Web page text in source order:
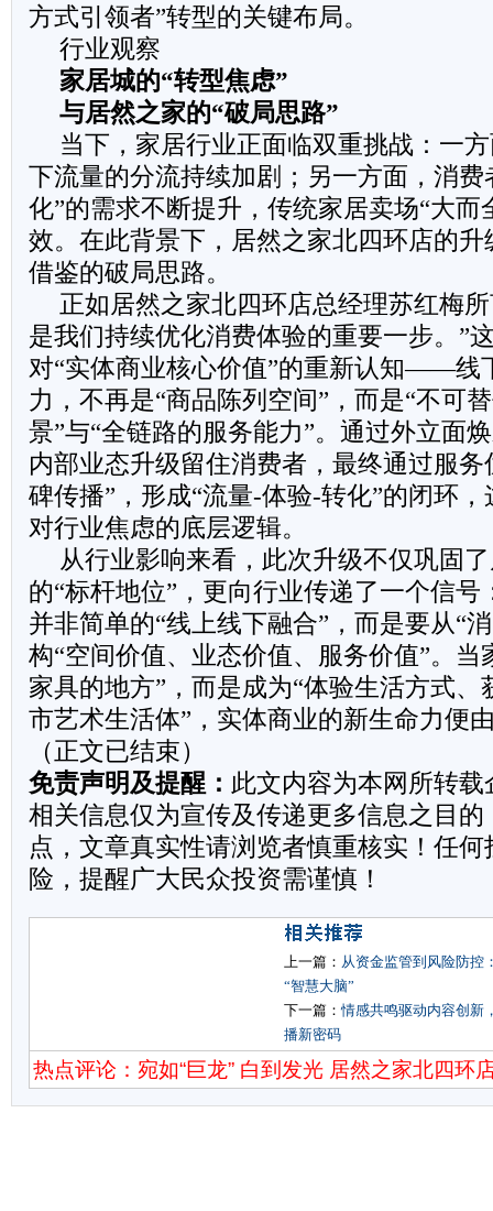
方式引领者”转型的关键布局。
行业观察
家居城的“转型焦虑”
与居然之家的“破局思路”
当下，家居行业正面临双重挑战：一
下流量的分流持续加剧；另一方面，消费
化”的需求不断提升，传统家居卖场“大而
效。在此背景下，居然之家北四环店的
借鉴的破局思路。
正如居然之家北四环店总经理苏红梅
是我们持续优化消费体验的重要一步。”
对“实体商业核心价值”的重新认知——线
力，不再是“商品陈列空间”，而是“不可
景”与“全链路的服务能力”。通过外立面
内部业态升级留住消费者，最终通过服务
碑传播”，形成“流量-体验-转化”的闭环
对行业焦虑的底层逻辑。
从行业影响来看，此次升级不仅巩固
的“标杆地位”，更向行业传递了一个信
并非简单的“线上线下融合”，而是要从“
构“空间价值、业态价值、服务价值”。当
家具的地方”，而是成为“体验生活方式、
市艺术生活体”，实体商业的新生命力便
（正文已结束）
免责声明及提醒： 此文内容为本网所转
相关信息仅为宣传及传递更多信息之目
点，文章真实性请浏览者慎重核实！任
险，提醒广大民众投资需谨慎！
上一篇： 从资金监管到风险防控
“智慧大脑”
下一篇：情感共鸣驱动内容创新
播新密码
热点评论：宛如“巨龙” 白到发光 居然之家北四环